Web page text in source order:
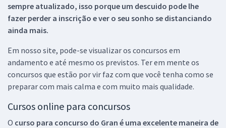
sempre atualizado, isso porque um descuido pode lhe
fazer perder a inscrição e ver o seu sonho se distanciando
ainda mais.
Em nosso site, pode-se visualizar os concursos em
andamento e até mesmo os previstos. Ter em mente os
concursos que estão por vir faz com que você tenha como se
preparar com mais calma e com muito mais qualidade.
Cursos online para concursos
O curso para concurso do Gran é uma excelente maneira de